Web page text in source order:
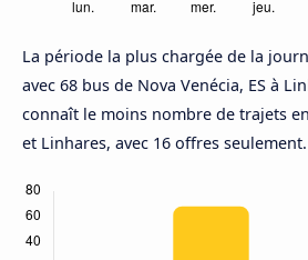
La période la plus chargée de la
avec 68 bus de Nova Venécia, ES à
connaît le moins nombre de trajets
et Linhares, avec 16 offres seulement.